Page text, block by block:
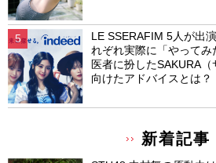
LE SSERAFIM 5人が出
れぞれ実際に「やってみ
医者に扮したSAKURA
向けたアドバイスとは？
新着記事